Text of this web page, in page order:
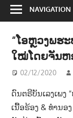
າ
ະ
ຂໍ້
ນ
ຂ່
NAVIGATION
“ໂອຫຼວງພຮ
ໃໝ່ໂດຍຈັນຫ
02/12/2020
ດົນຕຣີບັນເລງເພງ
ເນື້ອຮ້ອງ & ທຳນອ